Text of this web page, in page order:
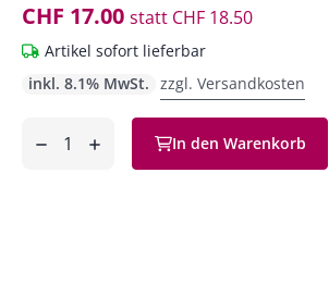
CHF 17.00 statt CHF 18.50
Artikel sofort lieferbar
inkl. 8.1% MwSt. zzgl. Versandkosten
In den Warenkorb